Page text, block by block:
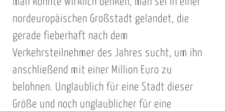
man könnte wirklich denken, man sei in einer
nordeuropäischen Großstadt gelandet, die
gerade fieberhaft nach dem
Verkehrsteilnehmer des Jahres sucht, um ihn
anschließend mit einer Million Euro zu
belohnen. Unglaublich für eine Stadt dieser
Größe und noch unglaublicher für eine